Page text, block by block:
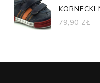
KORNECKI
79,90 ZŁ